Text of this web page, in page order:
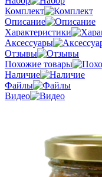
Комплект
Описание
Характеристики
Аксессуары
Отзывы
Похожие товары
Наличие
Файлы
Видео